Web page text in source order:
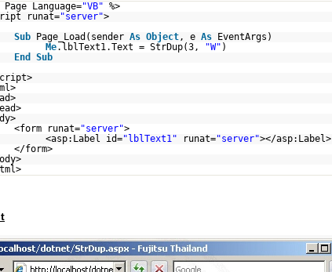
Page Language="VB" %>
runat="server">
Sub Page_Load(sender As Object, e As
EventArgs)
Me.lblText1.Text = StrDup(3, "W" )
End
Sub
<form runat="server">
<asp:Label id="lblText1" runat="server"></asp:Label>
</form>